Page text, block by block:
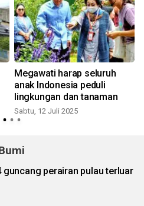
Megawati harap seluruh
anak Indonesia peduli
lingkungan dan tanaman
Sabtu, 12 Juli 2025
guncang perairan pulau terluar